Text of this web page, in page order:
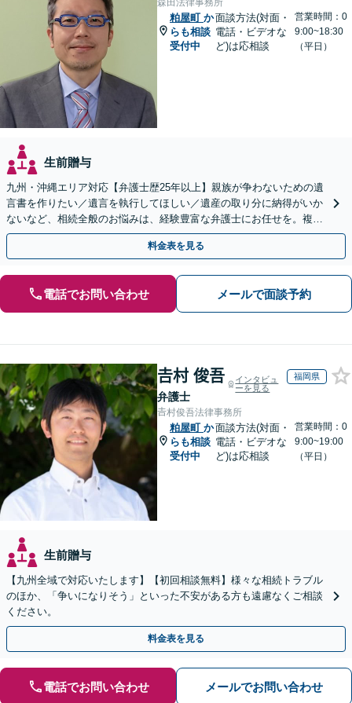
森田法律事務所
粕屋町 か
らも相談
受付中
面談方法(対面・
電話・ビデオな
ど)は応相談
営業時間：0
9:00~18:30
（平日）
生前贈与
九州・沖縄エリア対応【弁護士歴25年以上】親族が争わないための遺
言書を作りたい／遺言を執行してほしい／遺産の取り分に納得がいか
ないなど、相続全般のお悩みは、経験豊富な弁護士にお任せを。複雑
な問題も粘り強く対応し、解決に導きます。
料金表を見る
電話でお問い合わせ メールで面談予約
𠮷村 俊吾
弁護士
インタビュ
ーを見る
福岡県
𠮷村俊吾法律事務所
粕屋町 か
らも相談
受付中
面談方法(対面・
電話・ビデオな
ど)は応相談
営業時間：0
9:00~19:00
（平日）
生前贈与
【九州全域で対応いたします】【初回相談無料】様々な相続トラブル
のほか、「争いになりそう」といった不安がある方も遠慮なくご相談
ください。
料金表を見る
電話でお問い合わせ メールでお問い合わせ